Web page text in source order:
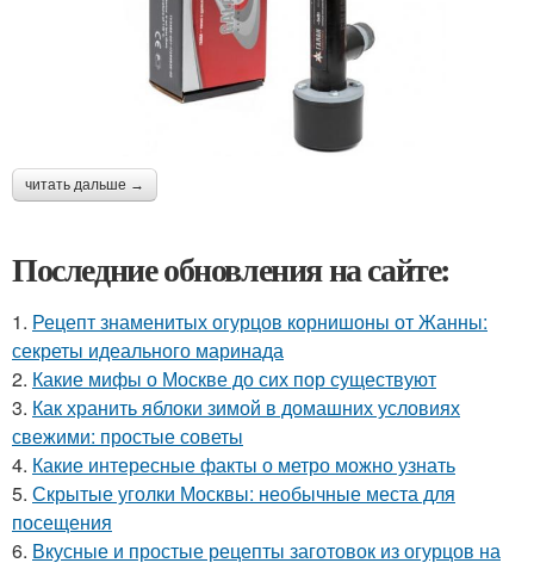
читать дальше →
Последние обновления на сайте:
1. Рецепт знаменитых огурцов корнишоны от Жанны:
секреты идеального маринада
2. Какие мифы о Москве до сих пор существуют
3. Как хранить яблоки зимой в домашних условиях
свежими: простые советы
4. Какие интересные факты о метро можно узнать
5. Скрытые уголки Москвы: необычные места для
посещения
6. Вкусные и простые рецепты заготовок из огурцов на